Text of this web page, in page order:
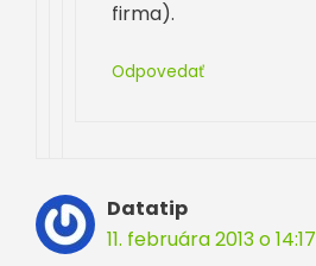
firma).
Odpovedať
Datatip
11. februára 2013 o 14:17